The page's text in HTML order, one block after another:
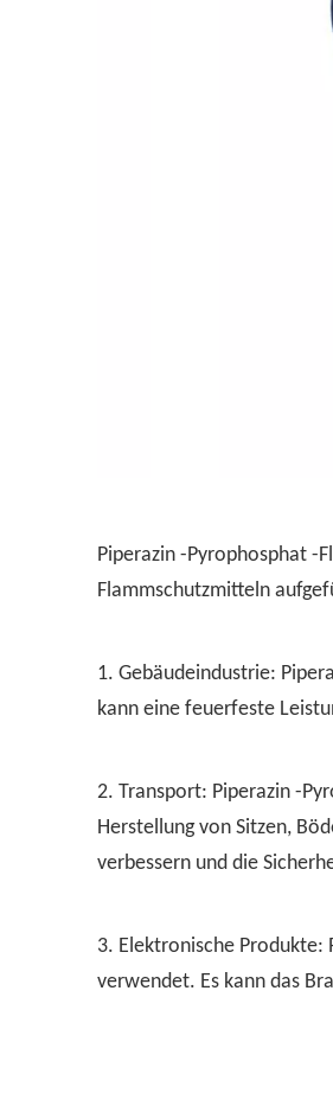
Piperazin -Pyrophosphat -
Flammschutzmitteln
1. Gebäudeindustrie:
kann eine feuerfeste
2. Transport: Piperazin -
Herstellung von Sitzen,
verbessern und die
3. Elektronische
verwendet. Es kann das